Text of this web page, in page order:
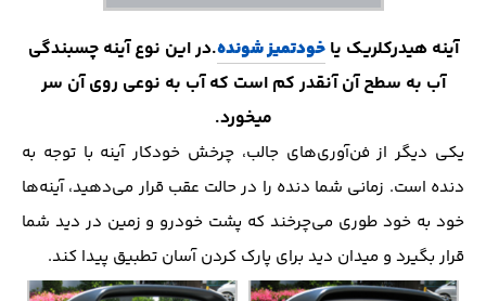
آینه هیدرکلریک یاخودتمیز شونده.در این نوع آینه چسبندگی
آب به سطح آن آنقدر کم است که آب به نوعی روی آن سر
میخورد.
یکی دیگر از فن‌آوری‌های جالب، چرخش خودکار آینه با توجه به
دنده است. زمانی شما دنده را در حالت عقب قرار می‌دهید، آینه‌ها
خود به خود طوری می‌چرخند که پشت خودرو و زمین در دید شما
قرار بگیرد و میدان دید برای پارک کردن آسان تطبیق پیدا کند.